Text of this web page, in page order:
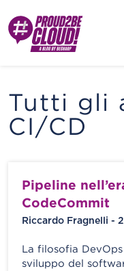
Tutti gli
CI/CD
Pipeline
CodeCommit
Riccardo Fragnelli -
La filosofia
sviluppo del